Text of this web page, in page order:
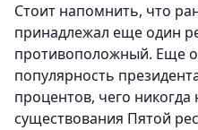
Стоит напомнить, что
принадлежал еще один
противоположный. Еще
популярность
процентов, чего
существования Пятой